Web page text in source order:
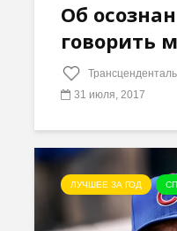
Об
говорить
31 июля, 2017
ЛУЧШЕЕ ЗА ГОД